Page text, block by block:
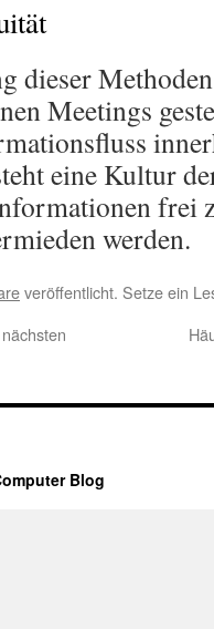
dieser
Meetings
eine Kultur
frei
werden.
veröffentlicht. Setze ein
Blog